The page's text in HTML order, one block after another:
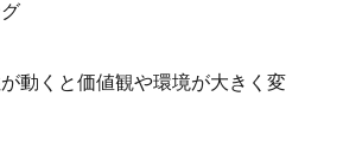
動くと価値観や環境が大きく変